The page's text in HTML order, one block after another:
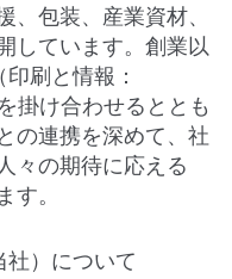
、包装、産業資材、
しています。創業以
刷と情報：
掛け合わせるととも
の連携を深めて、社
々の期待に応える
す。
）について